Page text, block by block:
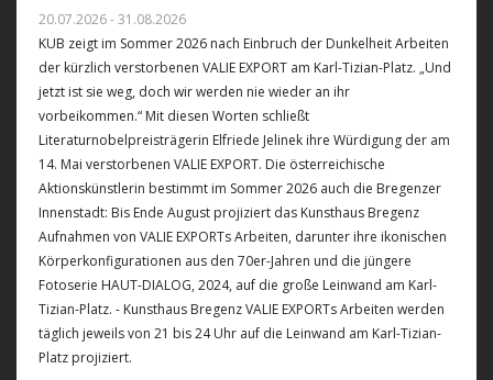
20.07.2026 - 31.08.2026
KUB zeigt im Sommer 2026 nach Einbruch der Dunkelheit Arbeiten
der kürzlich verstorbenen VALIE EXPORT am Karl-Tizian-Platz. „Und
jetzt ist sie weg, doch wir werden nie wieder an ihr
vorbeikommen.“ Mit diesen Worten schließt
Literaturnobelpreisträgerin Elfriede Jelinek ihre Würdigung der am
14. Mai verstorbenen VALIE EXPORT. Die österreichische
Aktionskünstlerin bestimmt im Sommer 2026 auch die Bregenzer
Innenstadt: Bis Ende August projiziert das Kunsthaus Bregenz
Aufnahmen von VALIE EXPORTs Arbeiten, darunter ihre ikonischen
Körperkonfigurationen aus den 70er-Jahren und die jüngere
Fotoserie HAUT-DIALOG, 2024, auf die große Leinwand am Karl-
Tizian-Platz. - Kunsthaus Bregenz VALIE EXPORTs Arbeiten werden
täglich jeweils von 21 bis 24 Uhr auf die Leinwand am Karl-Tizian-
Platz projiziert.